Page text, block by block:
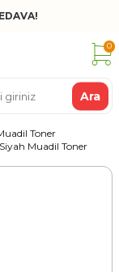
Ara
0
Toner
Muadil Toner